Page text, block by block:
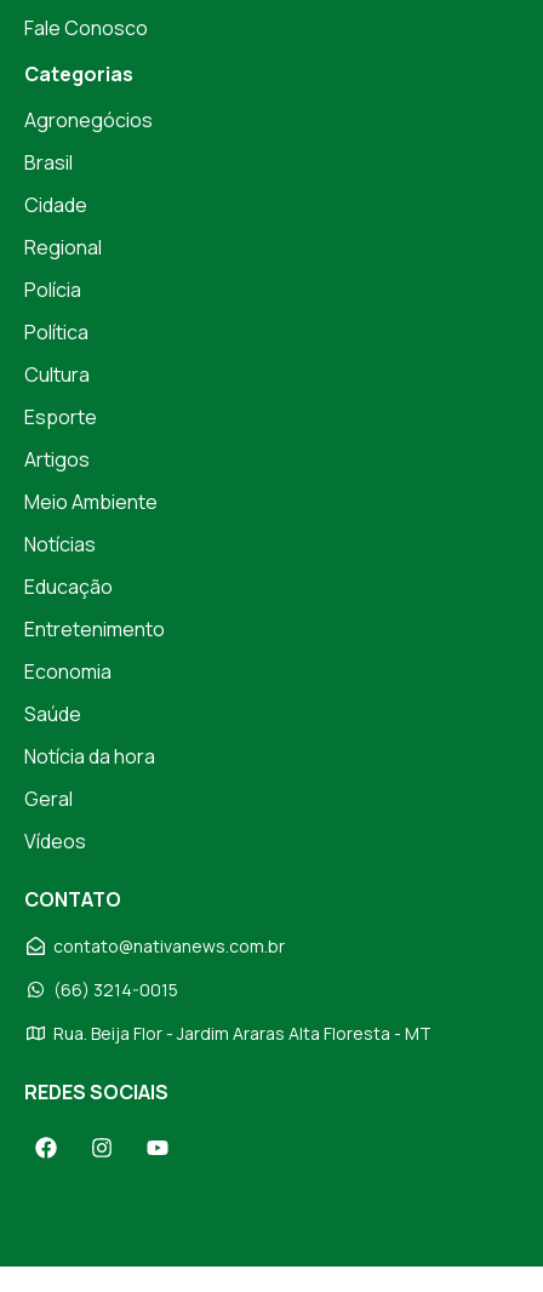
Fale Conosco
Categorias
Agronegócios
Brasil
Cidade
Regional
Polícia
Política
Cultura
Esporte
Artigos
Meio Ambiente
Notícias
Educação
Entretenimento
Economia
Saúde
Notícia da hora
Geral
Vídeos
CONTATO
contato@nativanews.com.br
(66) 3214-0015
Rua. Beija Flor - Jardim Araras Alta Floresta - MT
REDES SOCIAIS